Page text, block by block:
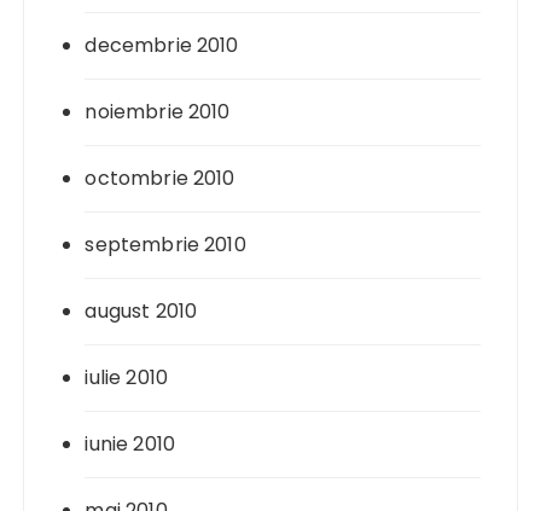
decembrie 2010
noiembrie 2010
octombrie 2010
septembrie 2010
august 2010
iulie 2010
iunie 2010